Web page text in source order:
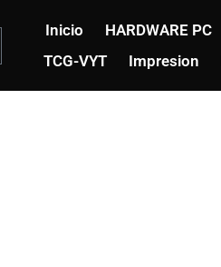
Inicio HARDWARE PC
TCG-VYT
Impresion